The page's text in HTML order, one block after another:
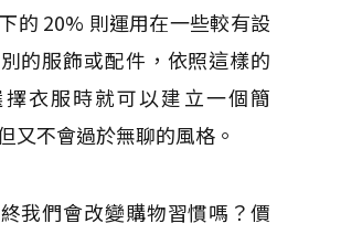
的 20% 則運用在一些較有設
的服飾或配件，依照這樣的
擇衣服時就可以建立一個簡
又不會過於無聊的風格。
我們會改變購物習慣嗎？價